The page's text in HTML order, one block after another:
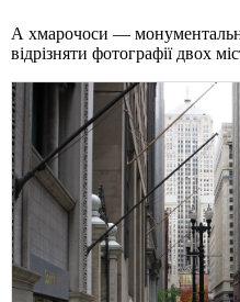
А хмарочоси —
відрізняти фотографії двох